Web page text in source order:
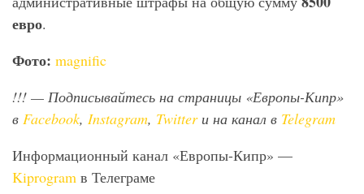
евро.
Фото: magnific
!!! — Подписывайтесь на страницы «Европы-Кипр»
в Facebook, Instagram, Twitterи на канал в Telegram
Информационный канал «Европы-Кипр» —
Kiprogram в Телеграме